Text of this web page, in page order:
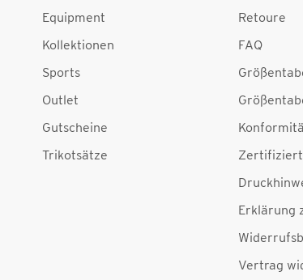
Equipment
Kollektionen
Sports
Outlet
Gutscheine
Trikotsätze
Retoure
FAQ
Erklärung
Vertrag